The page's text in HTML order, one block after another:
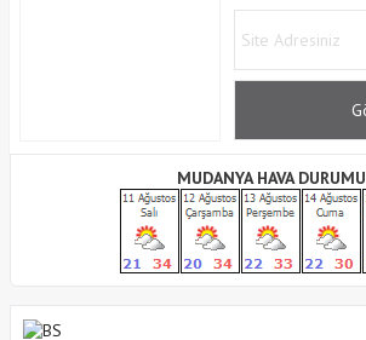
MUDANYA HAVA DURUMU